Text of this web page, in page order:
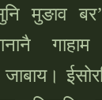
मुङाव बर
गाहाम